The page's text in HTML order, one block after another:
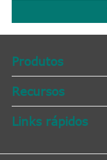
Produtos
Recursos
Links rápidos